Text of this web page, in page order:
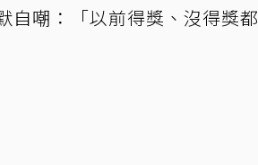
自嘲：「以前得獎、沒得獎都